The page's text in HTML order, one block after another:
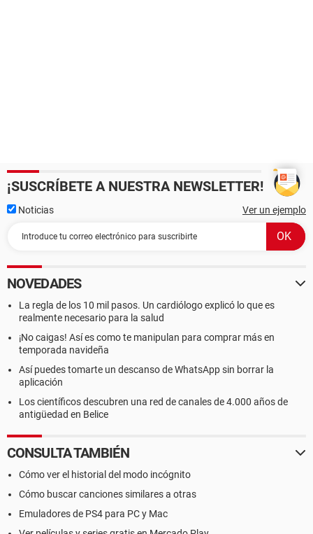
¡SUSCRÍBETE A NUESTRA NEWSLETTER!
Noticias Ver un ejemplo
NOVEDADES
La regla de los 10 mil pasos. Un cardiólogo explicó lo que es
realmente necesario para la salud
¡No caigas! Así es como te manipulan para comprar más en
temporada navideña
Así puedes tomarte un descanso de WhatsApp sin borrar la
aplicación
Los científicos descubren una red de canales de 4.000 años de
antigüedad en Belice
CONSULTA TAMBIÉN
Cómo ver el historial del modo incógnito
Cómo buscar canciones similares a otras
Emuladores de PS4 para PC y Mac